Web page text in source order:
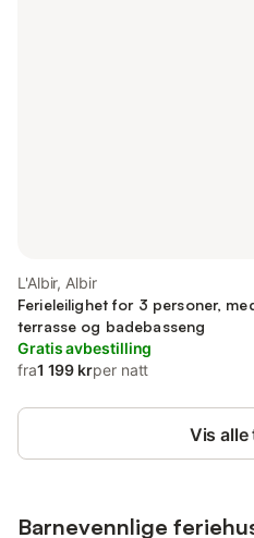
L'Albir, Albir
Ferieleilighet for 3 personer,
terrasse og badebasseng
Gratis avbestilling
fra1 199 krper natt
Vis alle
Barnevennlige